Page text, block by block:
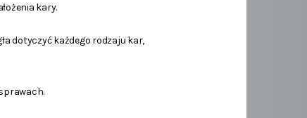
kary.
dotyczyć każdego rodzaju kar,